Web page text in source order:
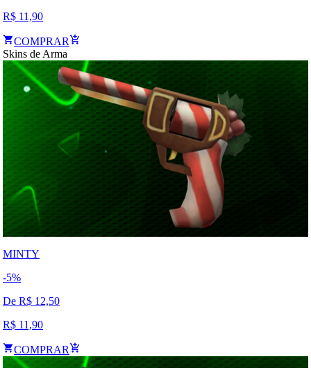
R$ 11,90
COMPRAR
Skins de Arma
MINTY
-5%
De R$ 12,50
R$ 11,90
COMPRAR